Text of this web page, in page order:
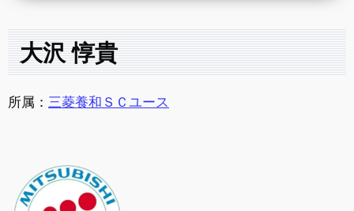
大沢 惇貴
所属： 三菱養和ＳＣユース